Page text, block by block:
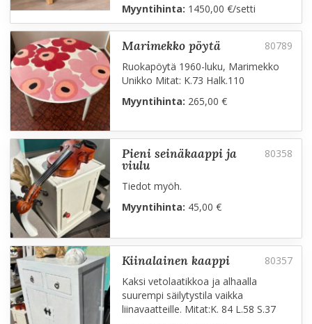
Myyntihinta: 1450,00 €/setti
marimekko pöytä
Ruokapöytä 1960-luku, Marimekko
Unikko Mitat: K.73 Halk.110
Myyntihinta: 265,00 €
pieni seinäkaappi ja
viulu
Tiedot myöh.
Myyntihinta: 45,00 €
kiinalainen kaappi
Kaksi vetolaatikkoa ja alhaalla
suurempi säilytystila vaikka
liinavaatteille. Mitat:K. 84 L.58 S.37